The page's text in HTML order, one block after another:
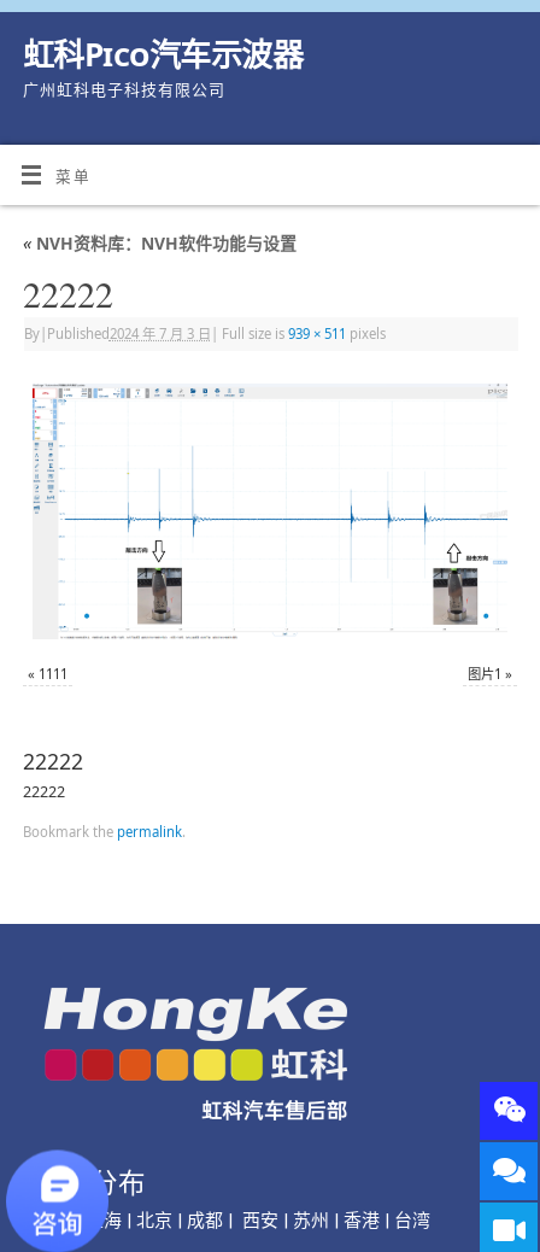
虹科Pico汽车示波器
广州虹科电子科技有限公司
菜单
«NVH资料库：NVH软件功能与设置
22222
By| Published 2024 年 7 月 3 日 Full size is 939 × 511 pixels
« 1111 图片1 »
22222
22222
Bookmark the permalink.
公司分布
广州 | 上海 | 北京 | 成都 | 西安 | 苏州 | 香港 | 台湾